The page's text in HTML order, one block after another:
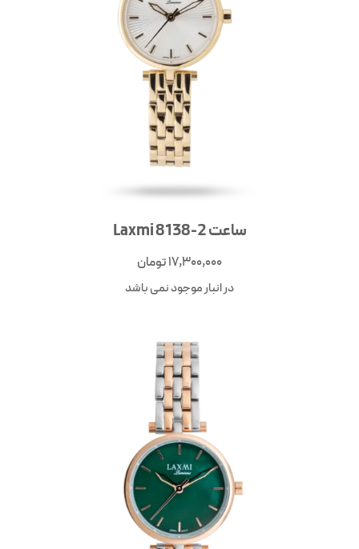
ساعت Laxmi 8138-2
17,300,000تومان
در انبار موجود نمی باشد